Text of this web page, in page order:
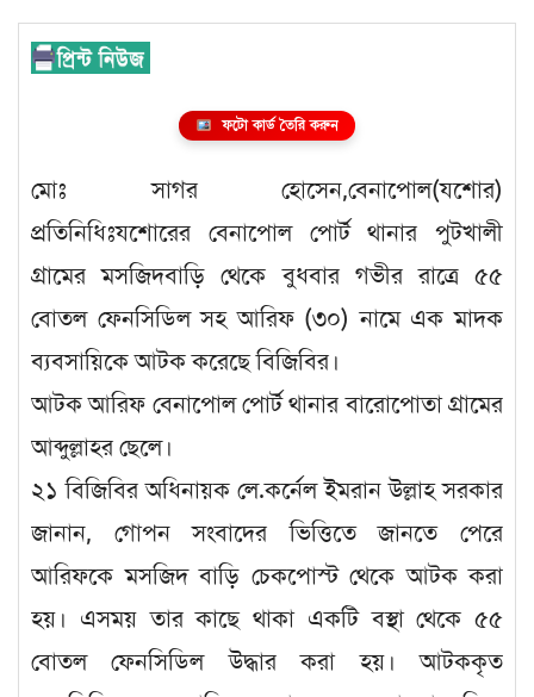
ফটো কার্ড তৈরি করুন
মোঃ সাগর হোসেন,বেনাপোল(যশোর)
প্রতিনিধিঃযশোরের বেনাপোল পোর্ট থানার পুটখালী
গ্রামের মসজিদবাড়ি থেকে বুধবার গভীর রাত্রে ৫৫
বোতল ফেনসিডিল সহ আরিফ (৩০) নামে এক মাদক
ব্যবসায়িকে আটক করেছে বিজিবির।
আটক আরিফ বেনাপোল পোর্ট থানার বারোপোতা গ্রামের
আব্দুল্লাহর ছেলে।
২১ বিজিবির অধিনায়ক লে.কর্নেল ইমরান উল্লাহ সরকার
জানান, গোপন সংবাদের ভিত্তিতে জানতে পেরে
আরিফকে মসজিদ বাড়ি চেকপোস্ট থেকে আটক করা
হয়। এসময় তার কাছে থাকা একটি বস্থা থেকে ৫৫
বোতল ফেনসিডিল উদ্ধার করা হয়। আটককৃত